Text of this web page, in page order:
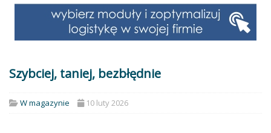
Szybciej, taniej, bezbłędnie
W magazynie 10 luty 2026